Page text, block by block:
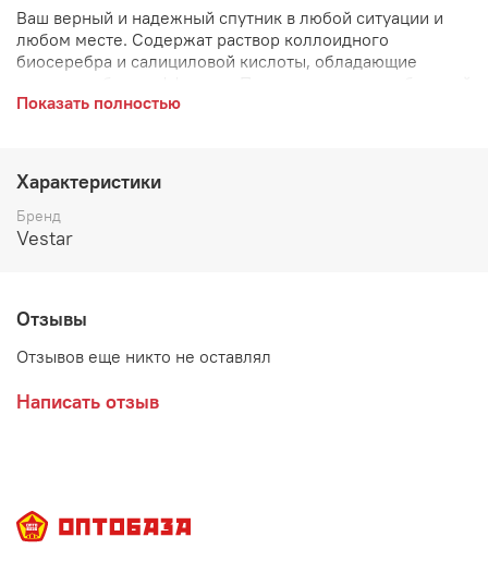
Ваш верный и надежный спутник в любой ситуации и
любом месте. Содержат раствор коллоидного
биосеребра и салициловой кислоты, обладающие
обработки рук и мест общего пользования.
Показать полностью
Характеристики
Бренд
Vestar
Отзывы
Отзывов еще никто не оставлял
Написать отзыв